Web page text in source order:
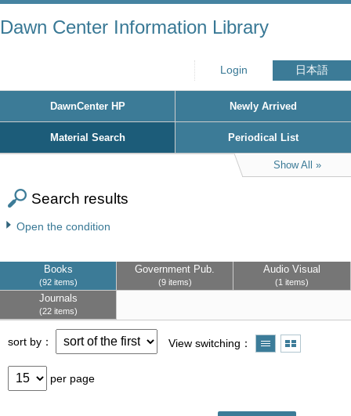
Dawn Center Information Library
Login 日本語
DawnCenter HP Newly Arrived
Material Search Periodical List
Show All
Search results
Open the condition
Books
92 items
Government Pub.
9 items
Audio Visual
1 items
Journals
22 items
sort by View switching
per page